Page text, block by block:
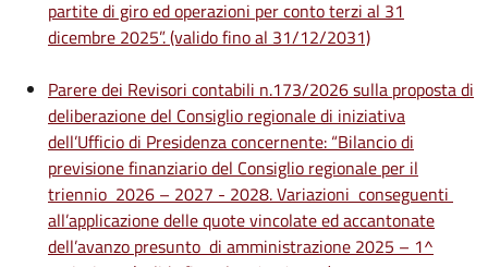
partite di giro ed operazioni per conto terzi al 31
dicembre 2025”. (valido fino al 31/12/2031)
Parere dei Revisori contabili n.173/2026 sulla proposta di
deliberazione del Consiglio regionale di iniziativa
dell’Ufficio di Presidenza concernente: “Bilancio di
previsione finanziario del Consiglio regionale per il
triennio 2026 – 2027 - 2028. Variazioni conseguenti
all’applicazione delle quote vincolate ed accantonate
dell’avanzo presunto di amministrazione 2025 – 1^